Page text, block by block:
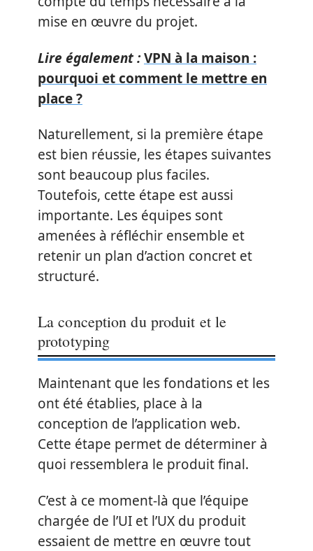
mise en œuvre du projet.
Lire également :VPN à la maison :
pourquoi et comment le mettre en
place ?
Naturellement, si la première étape
est bien réussie, les étapes suivantes
sont beaucoup plus faciles.
Toutefois, cette étape est aussi
importante. Les équipes sont
amenées à réfléchir ensemble et
retenir un plan d’action concret et
structuré.
La conception du produit et le
prototyping
Maintenant que les fondations et les
ont été établies, place à la
conception de l’application web.
Cette étape permet de déterminer à
quoi ressemblera le produit final.
C’est à ce moment-là que l’équipe
chargée de l’UI et l’UX du produit
essaient de mettre en œuvre tout